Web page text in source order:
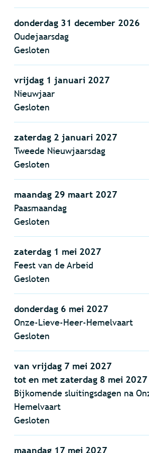
donderdag 31 december 2026
Oudejaarsdag
Gesloten
vrijdag 1 januari 2027
Nieuwjaar
Gesloten
zaterdag 2 januari 2027
Tweede Nieuwjaarsdag
Gesloten
maandag 29 maart 2027
Paasmaandag
Gesloten
zaterdag 1 mei 2027
Feest van de Arbeid
Gesloten
donderdag 6 mei 2027
Onze-Lieve-Heer-Hemelvaart
Gesloten
van vrijdag 7 mei 2027
tot en met zaterdag 8 mei 2027
Bijkomende sluitingsdagen na
Hemelvaart
Gesloten
maandag 17 mei 2027